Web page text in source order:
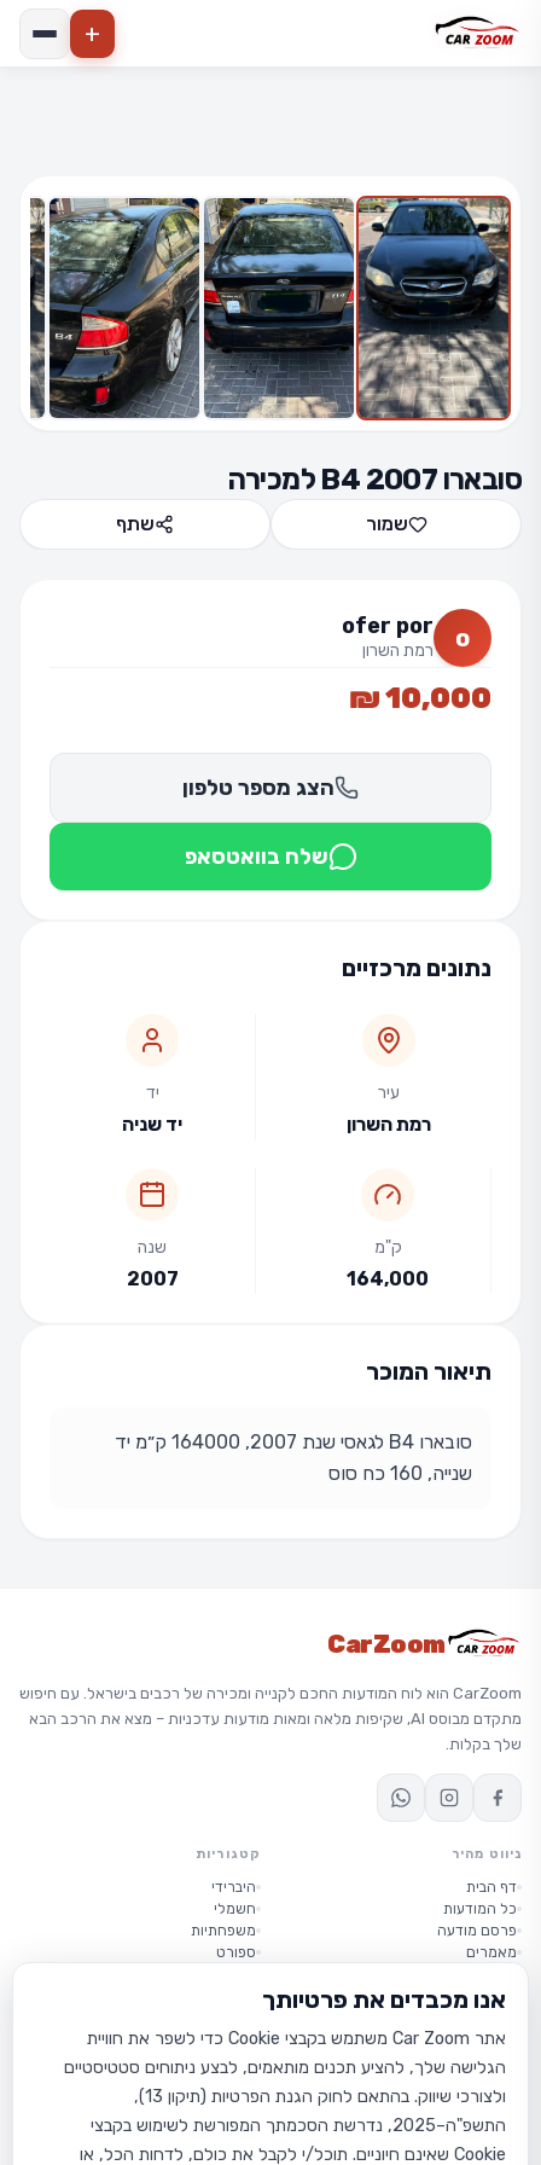
אנו מכבדים את פרטיותך
אתר Car Zoom משתמש בקבצי Cookie כדי לשפר את חוויית
הגלישה שלך, להציע תכנים מותאמים, לבצע ניתוחים סטטיסטיים
ולצורכי שיווק. בהתאם לחוק הגנת הפרטיות (תיקון 13),
התשפ"ה–2025, נדרשת הסכמתך המפורשת לשימוש בקבצי
Cookie שאינם חיוניים. תוכל/י לקבל את כולם, לדחות הכל, או
4 תמונות
סובארו B4 2007 למכירה
שמור שתף
o
ofer por
רמת השרון
10,000 ₪
הצג מספר טלפון
שלח בוואטסאפ
נתונים מרכזיים
עיר
רמת השרון
יד
יד שניה
ק"מ
164,000
שנה
2007
תיאור המוכר
סובארו B4 לגאסי שנת 2007, 164000 ק״מ יד
שנייה, 160 כח סוס
+
CarZoom
CarZoom הוא לוח המודעות החכם לקנייה ומכירה של רכבים בישראל. עם חיפוש
מתקדם מבוסס AI, שקיפות מלאה ומאות מודעות עדכניות – מצא את הרכב הבא
שלך בקלות.
ניווט מהיר
דף הבית
כל המודעות
פרסם מודעה
מאמרים
קטגוריות
היברידי
חשמלי
משפחתיות
ספורט
מידע
אודות
תנאי שימוש
מדיניות פרטיות
צור קשר